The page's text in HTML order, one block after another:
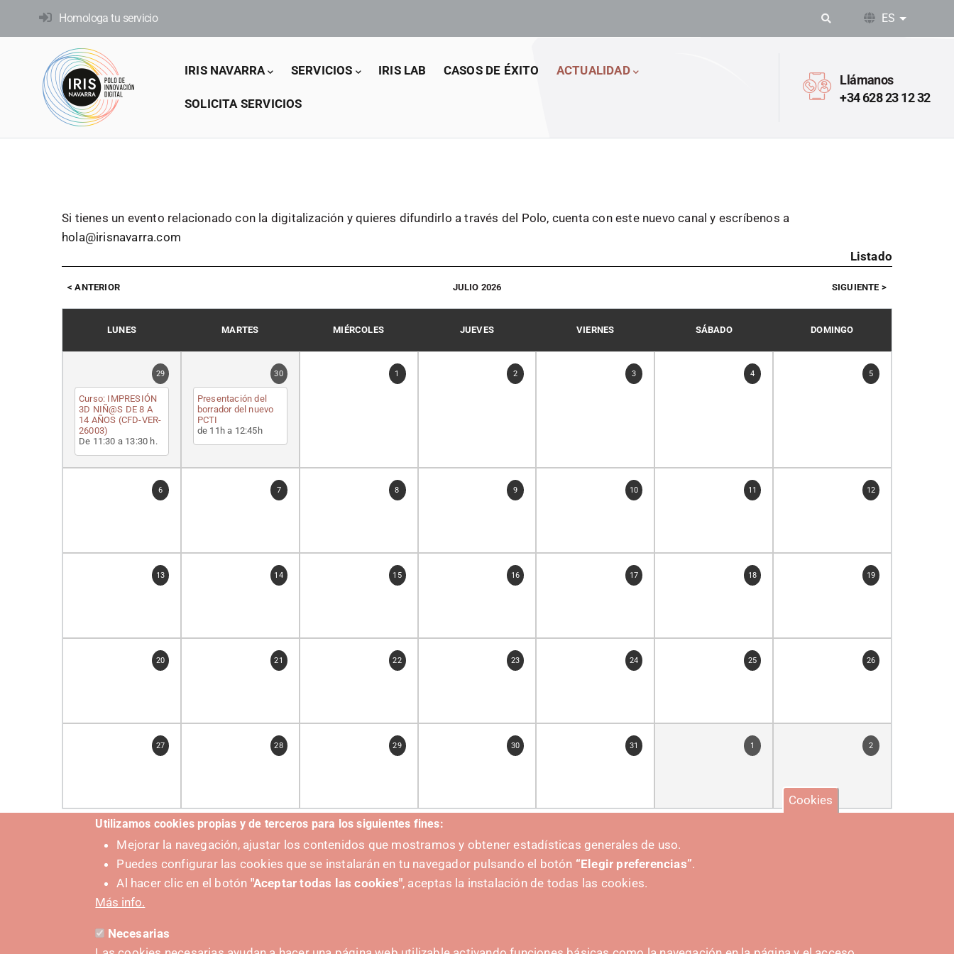
principal
Homologa tu servicio ES Lista
Main
IRIS NAVARRA SERVICIOS IRIS LAB CASOS DE ÉXITO ACTUALIDAD
SOLICITA SERVICIOS
Llámanos
+34 628 23 12 32
Si tienes un evento relacionado con la digitalización y quieres difundirlo a través del Polo, cuenta con este nuevo canal y escríbenos a
hola@irisnavarra.com
Listado
ANTERIOR JULIO 2026 SIGUIENTE
LUNES MARTES MIÉRCOLES JUEVES VIERNES SÁBADO DOMINGO
29
Curso: IMPRESIÓN
3D NIÑ@S DE 8 A
14 AÑOS (CFD-VER-
26003)
De 11:30 a 13:30 h.
30
Presentación del
borrador del nuevo
PCTI
de 11h a 12:45h
1 2 3 4 5
6 7 8 9 10 11 12
13 14 15 16 17 18 19
20 21 22 23 24 25 26
27 28 29 30 31 1 2
Cookies
Utilizamos cookies propias y de terceros para los siguientes fines:
Mejorar la navegación, ajustar los contenidos que mostramos y obtener estadísticas generales de uso.
Puedes configurar las cookies que se instalarán en tu navegador pulsando el botón “Elegir preferencias”.
Al hacer clic en el botón "Aceptar todas las cookies", aceptas la instalación de todas las cookies.
Más info.
Necesarias